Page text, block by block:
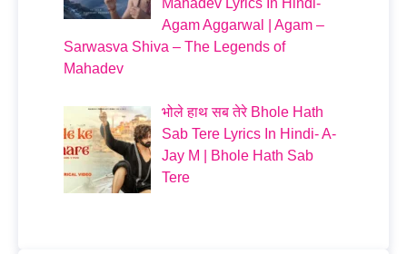
Agam Aggarwal | Agam –
Sarwasva Shiva – The Legends of
Mahadev
भोले हाथ सब तेरे Bhole Hath
Sab Tere Lyrics In Hindi- A-
Jay M | Bhole Hath Sab
Tere